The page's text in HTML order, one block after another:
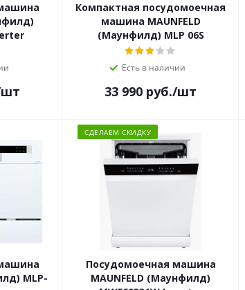
Компактная посудомоечная
машина MAUNFELD
(Маунфилд) MLP 06S
Есть в наличии
33 990 руб./шт
MLP-
СДЕЛАЕМ СКИДКУ
Посудомоечная машина
MAUNFELD (Маунфилд)